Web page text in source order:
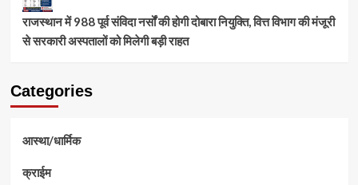
राजस्थान में 988 पूर्व संविदा नर्सों की होगी दोबारा नियुक्ति, वित्त विभाग की मंजूरी
से सरकारी अस्पतालों को मिलेगी बड़ी राहत
Categories
आस्था/धार्मिक
क्राईम